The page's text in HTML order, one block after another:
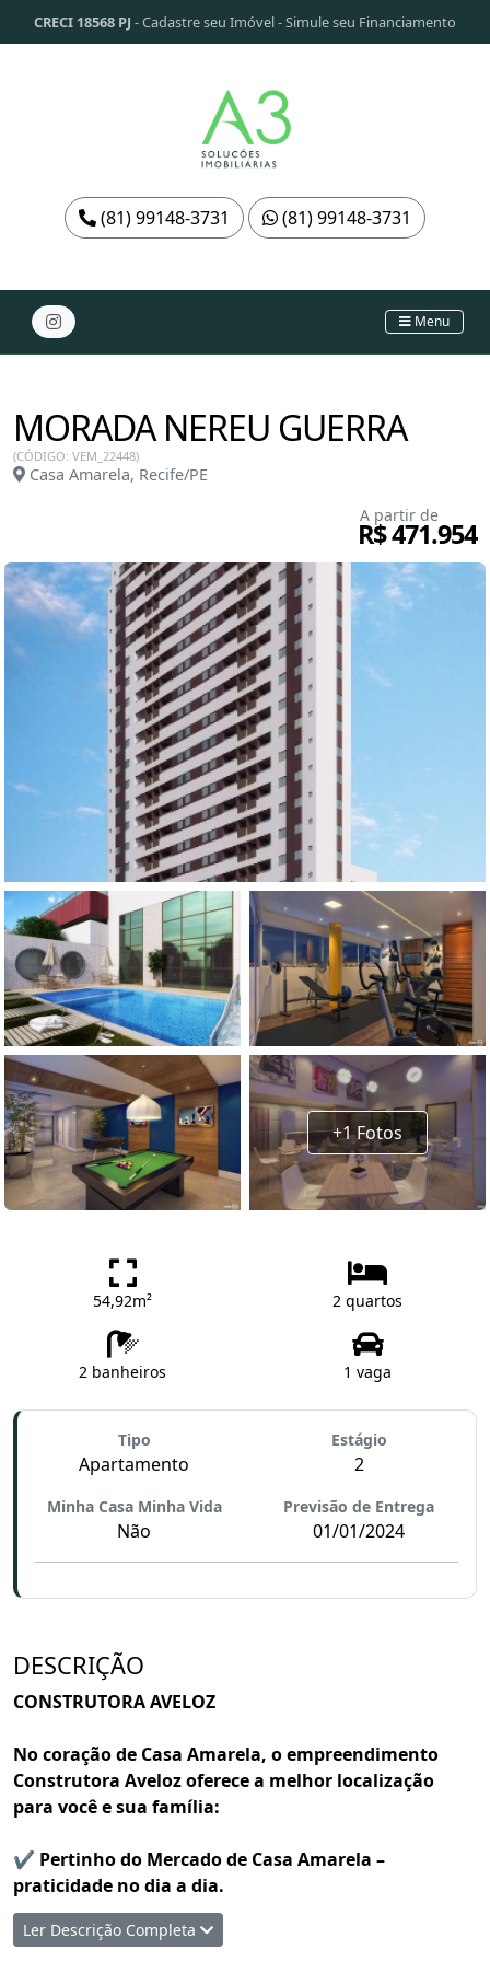
CRECI 18568 PJ -Cadastre seu Imóvel-Simule seu Financiamento
(81) 99148-3731 (81) 99148-3731
Menu
MORADA NEREU GUERRA
(CÓDIGO: VEM_22448)
Casa Amarela, Recife/PE
A partir de
R$ 471.954
+1 Fotos
54,92m² 2 quartos
2 banheiros 1 vaga
Tipo
Apartamento
Estágio
2
Minha Casa Minha Vida
Não
Previsão de Entrega
01/01/2024
DESCRIÇÃO
CONSTRUTORA AVELOZ
No coração de Casa Amarela, o empreendimento
Construtora Aveloz oferece a melhor localização
para você e sua família:
✔ Pertinho do Mercado de Casa Amarela –
praticidade no dia a dia.
✔ Fácil acesso à Avenida Norte – conectado às
principais vias da cidade.
Ler Descrição Completa